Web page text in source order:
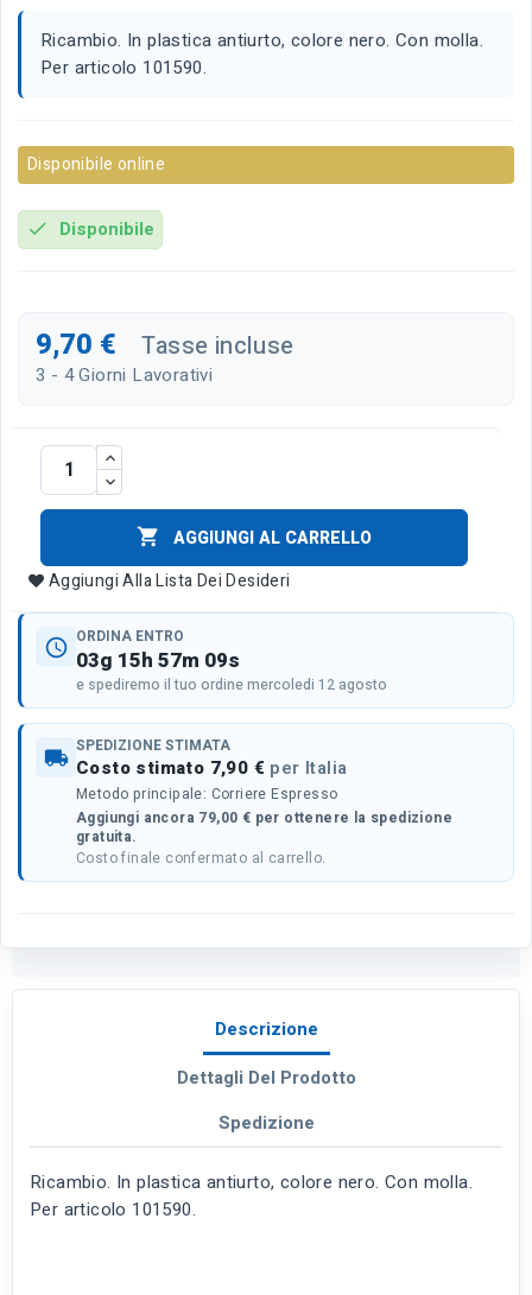
Ricambio. In plastica antiurto, colore nero. Con molla.
Per articolo 101590.
Disponibile online
check Disponibile
9,70 € Tasse incluse
3 - 4 Giorni Lavorativi

AGGIUNGI AL CARRELLO
Aggiungi Alla Lista Dei Desideri
schedule ORDINA ENTRO
03g 15h 57m 09s
e spediremo il tuo ordine mercoledi 12 agosto
local_shipping SPEDIZIONE STIMATA
Costo stimato 7,90 € per Italia
Metodo principale: Corriere Espresso
Aggiungi ancora 79,00 € per ottenere la spedizione
gratuita.
Costo finale confermato al carrello.
Descrizione
Dettagli Del Prodotto
Spedizione
Ricambio. In plastica antiurto, colore nero. Con molla.
Per articolo 101590.